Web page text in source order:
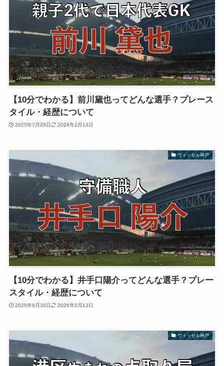
【10分でわかる】前川黛也ってどんな選手？プレース
タイル・経歴について
2025年7月29日 2026年2月13日
ヴィッセル神戸
【10分でわかる】井手口陽介ってどんな選手？プレー
スタイル・経歴について
2025年6月30日 2026年2月13日
ヴィッセル神戸